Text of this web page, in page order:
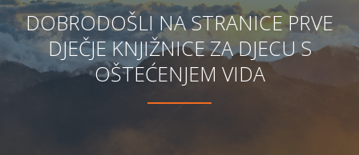
DOBRODOŠLI NA STRANICE PRVE
DJEČJE KNJIŽNICE ZA DJECU S
OŠTEĆENJEM VIDA